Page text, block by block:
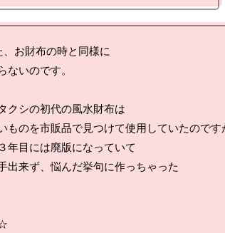
お財布の時と同様に
ないのです。
クシの初代の風水財布は
ものを市販品で見つけて使用していたのです
年目には廃版になっていて
出来ず、悩んだ挙句に作っちゃった